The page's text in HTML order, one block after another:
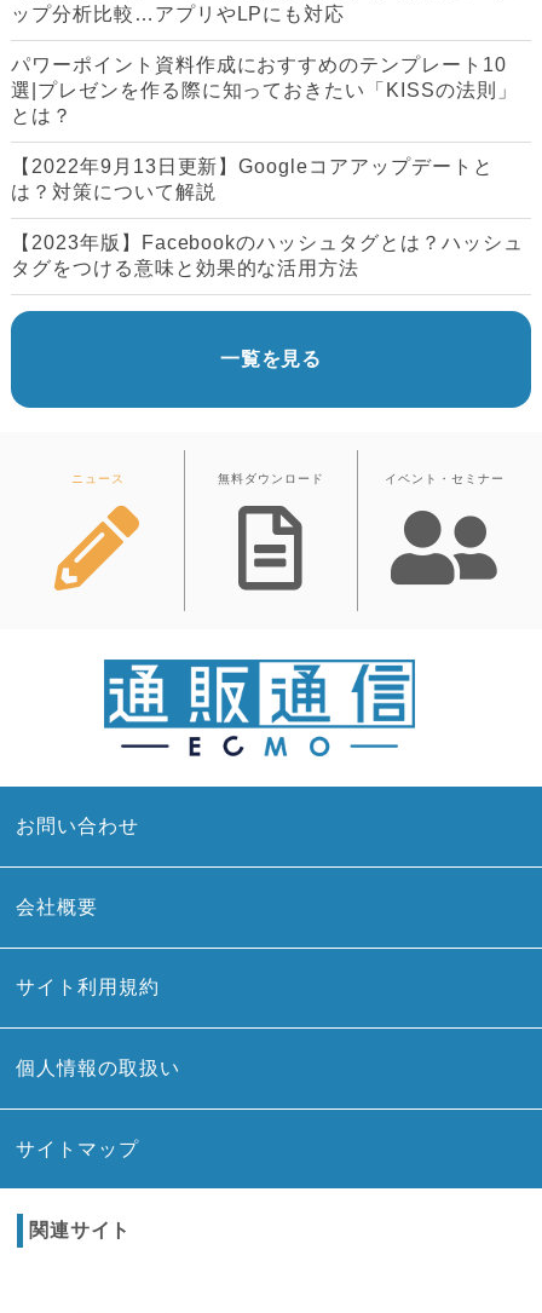
ップ分析比較…アプリやLPにも対応
パワーポイント資料作成におすすめのテンプレート10
選|プレゼンを作る際に知っておきたい「KISSの法則」
とは？
【2022年9月13日更新】Googleコアアップデートと
は？対策について解説
【2023年版】Facebookのハッシュタグとは？ハッシュ
タグをつける意味と効果的な活用方法
一覧を見る
ニュース 無料ダウンロード イベント・セミナー
お問い合わせ
会社概要
サイト利用規約
個人情報の取扱い
サイトマップ
関連サイト